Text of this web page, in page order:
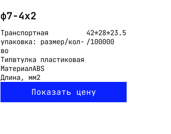
ф7-4x2
Транспортная
упаковка: размер/кол-
во
42*28*23.5
/100000
Типвтулка пластиковая
МатериалABS
Длина, мм2
Показать цену